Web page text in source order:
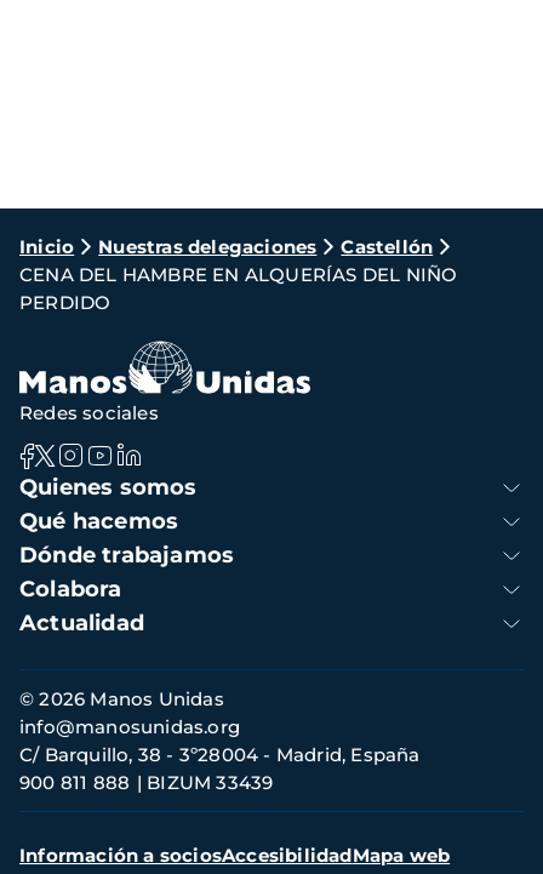
Ruta
de
navegación
Inicio Nuestras delegaciones
Castellón
CENA DEL HAMBRE EN ALQUERÍAS DEL NIÑO
PERDIDO
Navegación
principal
Quienes somos
Qué hacemos
Dónde trabajamos
Colabora
Actualidad
Redes sociales
Información
de
contacto
© 2026 Manos Unidas
C/ Barquillo, 38 - 3º28004 - Madrid, España
900 811 888
BIZUM 33439
info@manosunidas.org
Menú
Información a sociosAccesibilidadMapa web